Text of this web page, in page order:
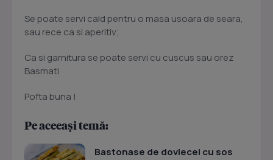
Se poate servi cald pentru o masa usoara de seara,
sau rece ca si aperitiv;
Ca si garnitura se poate servi cu cuscus sau orez
Basmati
Pofta buna !
Pe aceeași temă:
Bastonase de dovlecei cu sos